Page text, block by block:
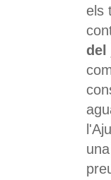
els
del